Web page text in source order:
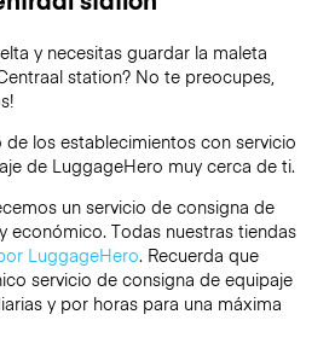
y necesitas guardar la maleta
station? No te preocupes,
de los establecimientos con servicio
de LuggageHero muy cerca de ti.
un servicio de consigna de
económico. Todas nuestras tiendas
LuggageHero. Recuerda que
servicio de consigna de equipaje
y por horas para una máxima